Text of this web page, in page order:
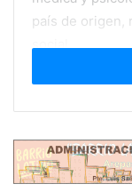
país de origen,
social.
Elcánceres un
incidencia muy
pediatríaes
temprano, el
integral del